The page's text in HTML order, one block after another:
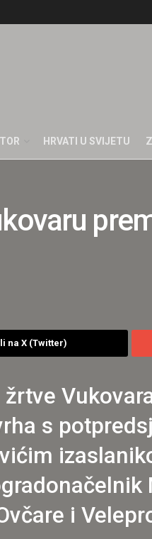
HRVATI U SVIJETU
na X (Twitter)
s
i